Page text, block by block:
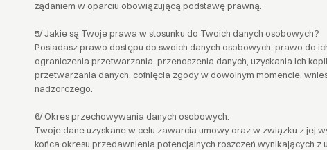
żądaniem w oparciu obowiązującą podstawę prawną.
5/ Jakie są Twoje prawa w stosunku do Twoich danych osobowych?
Posiadasz prawo dostępu do swoich danych osobowych, prawo do
ograniczenia przetwarzania, przenoszenia danych, uzyskania ich
przetwarzania danych, cofnięcia zgody w dowolnym momencie,
nadzorczego.
6/ Okres przechowywania danych osobowych.
Twoje dane uzyskane w celu zawarcia umowy oraz w związku z jej
końca okresu przedawnienia potencjalnych roszczeń wynikających z